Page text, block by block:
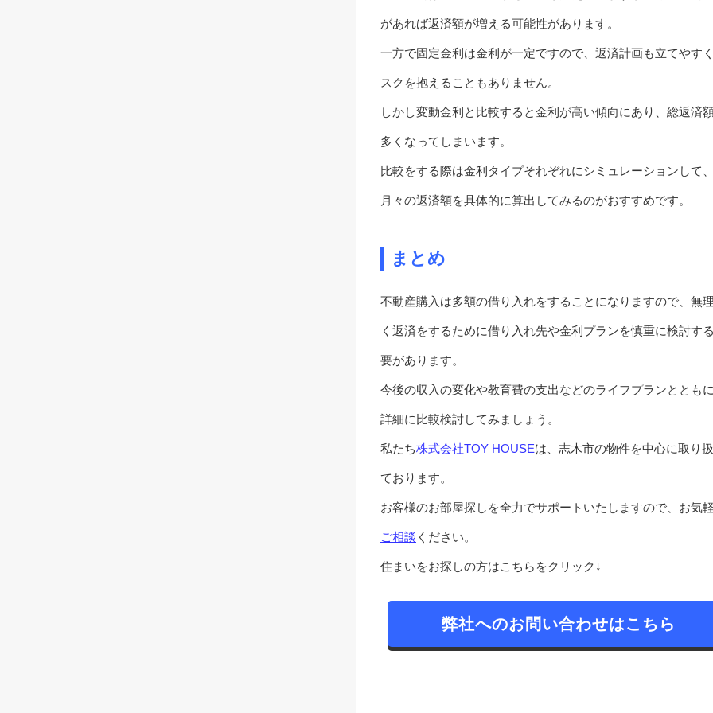
があれば返済額が増える可能性があります。
一方で固定金利は金利が一定ですので、返済計画も立てやす
スクを抱えることもありません。
しかし変動金利と比較すると金利が高い傾向にあり、総返済
多くなってしまいます。
比較をする際は金利タイプそれぞれにシミュレーションして、
月々の返済額を具体的に算出してみるのがおすすめです。
まとめ
不動産購入は多額の借り入れをすることになりますので、無
く返済をするために借り入れ先や金利プランを慎重に検討す
要があります。
今後の収入の変化や教育費の支出などのライフプランとともに
詳細に比較検討してみましょう。
私たち株式会社TOY HOUSEは、志木市の物件を中心に取り
ております。
お客様のお部屋探しを全力でサポートいたしますので、お気
ご相談 ください。
住まいをお探しの方はこちらをクリック↓
弊社へのお問い合わせはこちら